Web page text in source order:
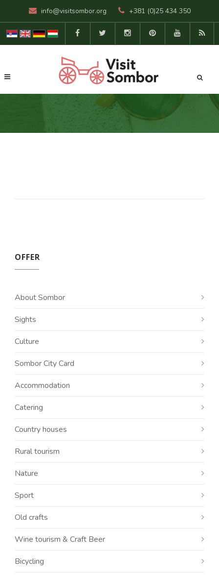
info@visitsombor.org +381 (0)25 434 350
OFFER
About Sombor
Sights
Culture
Sombor City Card
Accommodation
Catering
Country houses
Rural tourism
Nature
Sport
Old crafts
Wine tourism & Craft Beer
Bicycling